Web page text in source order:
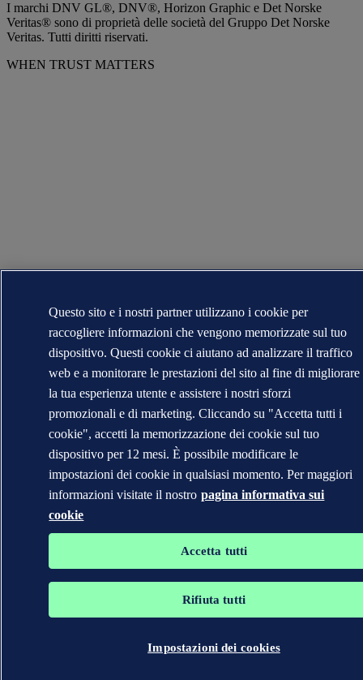
I marchi DNV GL®, DNV®, Horizon Graphic e Det Norske
Veritas® sono di proprietà delle società del Gruppo Det Norske
Veritas. Tutti diritti riservati.
WHEN TRUST MATTERS
Questo sito e i nostri partner utilizzano i cookie per
raccogliere informazioni che vengono memorizzate sul tuo
dispositivo. Questi cookie ci aiutano ad analizzare il traffico
web e a monitorare le prestazioni del sito al fine di migliorare
la tua esperienza utente e assistere i nostri sforzi
promozionali e di marketing. Cliccando su "Accetta tutti i
cookie", accetti la memorizzazione dei cookie sul tuo
dispositivo per 12 mesi. È possibile modificare le
impostazioni dei cookie in qualsiasi momento. Per maggiori
informazioni visitate il nostro pagina informativa sui
cookie
Accetta tutti
Rifiuta tutti
Impostazioni dei cookies